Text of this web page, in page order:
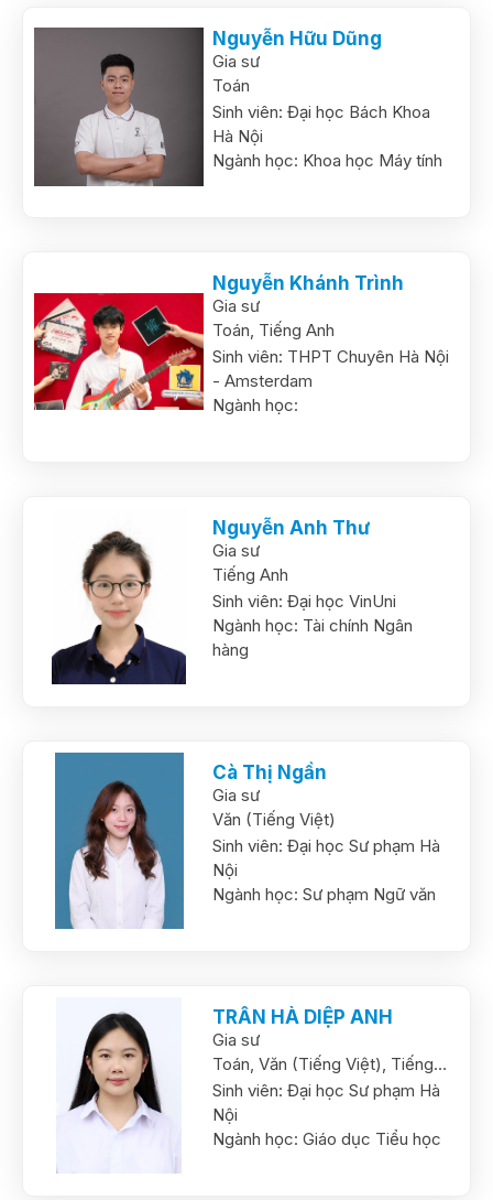
Nguyễn Hữu Dũng
Gia sư
Toán
Sinh viên: Đại học Bách Khoa
Hà Nội
Ngành học: Khoa học Máy tính
Nguyễn Khánh Trình
Gia sư
Toán, Tiếng Anh
Sinh viên: THPT Chuyên Hà Nội
- Amsterdam
Ngành học:
Nguyễn Anh Thư
Gia sư
Tiếng Anh
Sinh viên: Đại học VinUni
Ngành học: Tài chính Ngân
hàng
Cà Thị Ngần
Gia sư
Văn (Tiếng Việt)
Sinh viên: Đại học Sư phạm Hà
Nội
Ngành học: Sư phạm Ngữ văn
TRẦN HÀ DIỆP ANH
Gia sư
Toán,Văn (Tiếng Việt), Tiếng
Anh
Sinh viên: Đại học Sư phạm Hà
Nội
Ngành học: Giáo dục Tiểu học